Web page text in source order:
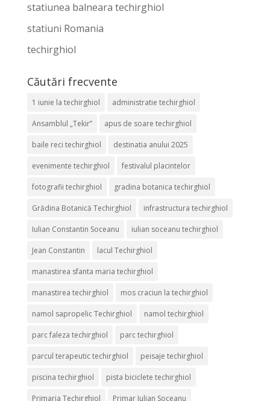
statiunea balneara techirghiol
statiuni Romania
techirghiol
Căutări frecvente
1 iunie la techirghiol administratie techirghiol
Ansamblul „Tekir” apus de soare techirghiol
baile reci techirghiol destinatia anului 2025
evenimente techirghiol festivalul placintelor
fotografii techirghiol gradina botanica techirghiol
Grădina Botanică Techirghiol infrastructura techirghiol
Iulian Constantin Soceanu iulian soceanu techirghiol
Jean Constantin lacul Techirghiol
manastirea sfanta maria techirghiol
manastirea techirghiol mos craciun la techirghiol
namol sapropelic Techirghiol namol techirghiol
parc faleza techirghiol parc techirghiol
parcul terapeutic techirghiol peisaje techirghiol
piscina techirghiol pista biciclete techirghiol
Primaria Techirghiol Primar Iulian Soceanu